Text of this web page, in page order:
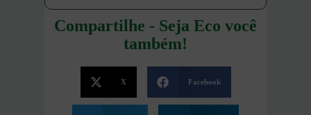
Compartilhe - Seja Eco você
também!
X Facebook